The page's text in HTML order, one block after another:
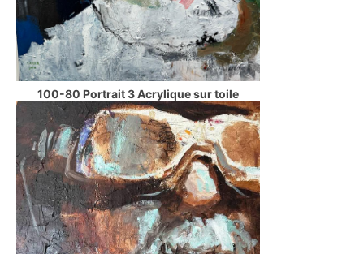
100-80 Portrait 3 Acrylique sur toile